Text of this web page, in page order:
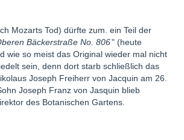
Mozarts Tod) dürfte zum. ein Teil der
Bäckerstraße No. 806" (heute
wie so meist das Original wieder mal nicht
sein, denn dort starb schließlich das
Joseph Freiherr von Jacquin am 26.
Joseph Franz von Jasquin blieb
des Botanischen Gartens.